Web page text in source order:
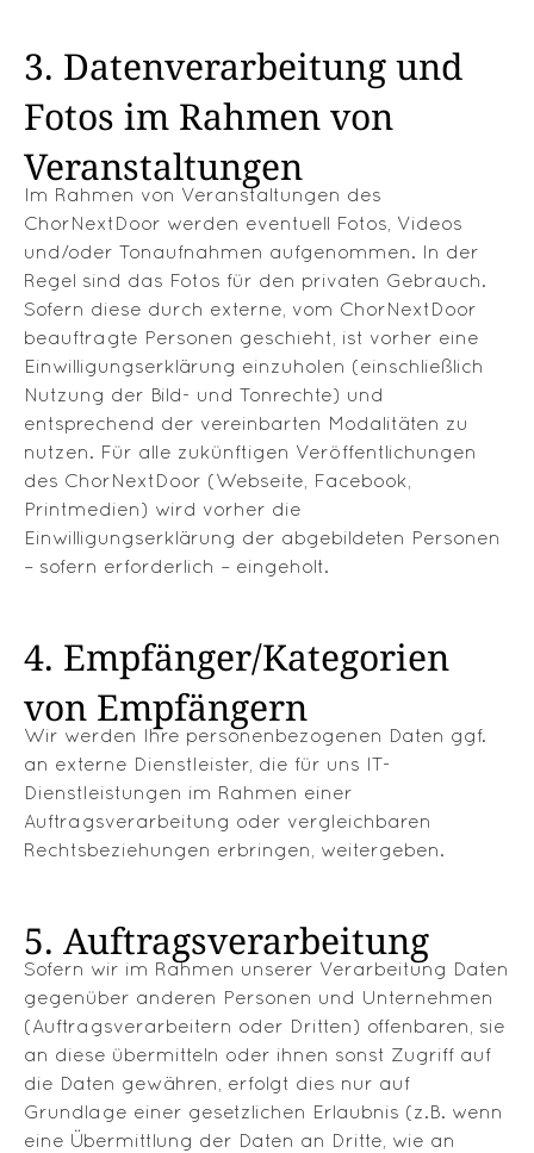
3. Datenverarbeitung und
Fotos im Rahmen von
Veranstaltungen
Im Rahmen von Veranstaltungen des
ChorNextDoor werden eventuell Fotos, Videos
und/oder Tonaufnahmen aufgenommen. In der
Regel sind das Fotos für den privaten Gebrauch.
Sofern diese durch externe, vom ChorNextDoor
beauftragte Personen geschieht, ist vorher eine
Einwilligungserklärung einzuholen (einschließlich
Nutzung der Bild- und Tonrechte) und
entsprechend der vereinbarten Modalitäten zu
nutzen. Für alle zukünftigen Veröffentlichungen
des ChorNextDoor (Webseite, Facebook,
Printmedien) wird vorher die
Einwilligungserklärung der abgebildeten Personen
– sofern erforderlich – eingeholt.
4. Empfänger/Kategorien
von Empfängern
Wir werden Ihre personenbezogenen Daten ggf.
an externe Dienstleister, die für uns IT-
Dienstleistungen im Rahmen einer
Auftragsverarbeitung oder vergleichbaren
Rechtsbeziehungen erbringen, weitergeben.
5. Auftragsverarbeitung
Sofern wir im Rahmen unserer Verarbeitung Daten
gegenüber anderen Personen und Unternehmen
(Auftragsverarbeitern oder Dritten) offenbaren, sie
an diese übermitteln oder ihnen sonst Zugriff auf
die Daten gewähren, erfolgt dies nur auf
Grundlage einer gesetzlichen Erlaubnis (z.B. wenn
eine Übermittlung der Daten an Dritte, wie an